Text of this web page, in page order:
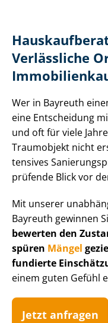
Verlässliche
Wer in Bayreuth
eine Entscheidung
und oft für viele
Traumobjekt nicht
ten­si­ves
prüfende Blick vor
Mit unserer
Bayreuth gewinnen
bewerten den
spüren Mängel
fundierte
einem guten Gefühl
Jetzt anfragen